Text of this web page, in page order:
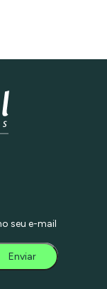
e
o
para
seu e-mail
Enviar